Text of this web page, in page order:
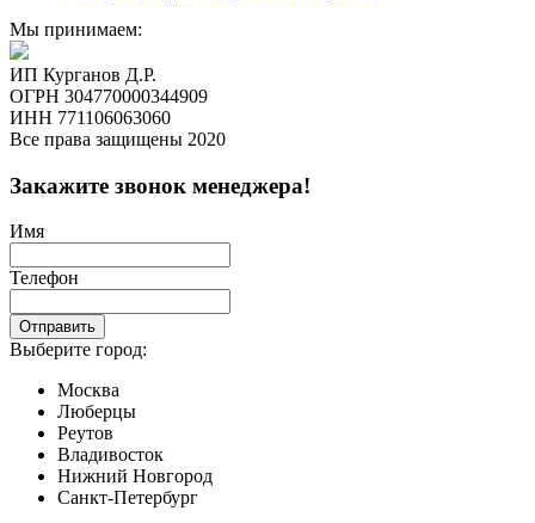
Мы принимаем:
ИП Курганов Д.Р.
ОГРН 304770000344909
ИНН 771106063060
Все права защищены 2020
Закажите звонок менеджера!
Имя
Телефон
Отправить
Выберите город:
Москва
Люберцы
Реутов
Владивосток
Нижний Новгород
Санкт-Петербург